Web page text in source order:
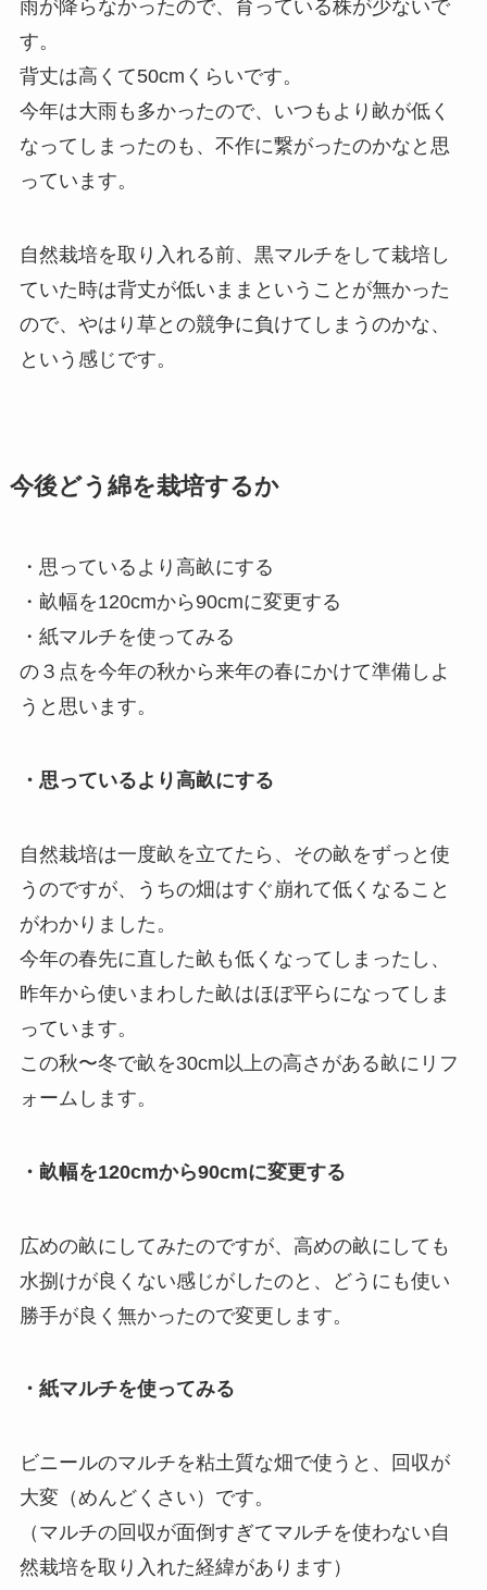
雨が降らなかったので、育っている株が少ないで
す。
背丈は高くて50cmくらいです。
今年は大雨も多かったので、いつもより畝が低く
なってしまったのも、不作に繋がったのかなと思
っています。
自然栽培を取り入れる前、黒マルチをして栽培し
ていた時は背丈が低いままということが無かった
ので、やはり草との競争に負けてしまうのかな、
という感じです。
今後どう綿を栽培するか
・思っているより高畝にする
・畝幅を120cmから90cmに変更する
・紙マルチを使ってみる
の３点を今年の秋から来年の春にかけて準備しよ
うと思います。
・思っているより高畝にする
自然栽培は一度畝を立てたら、その畝をずっと使
うのですが、うちの畑はすぐ崩れて低くなること
がわかりました。
今年の春先に直した畝も低くなってしまったし、
昨年から使いまわした畝はほぼ平らになってしま
っています。
この秋〜冬で畝を30cm以上の高さがある畝にリフ
ォームします。
・畝幅を120cmから90cmに変更する
広めの畝にしてみたのですが、高めの畝にしても
水捌けが良くない感じがしたのと、どうにも使い
勝手が良く無かったので変更します。
・紙マルチを使ってみる
ビニールのマルチを粘土質な畑で使うと、回収が
大変（めんどくさい）です。
（マルチの回収が面倒すぎてマルチを使わない自
然栽培を取り入れた経緯があります）